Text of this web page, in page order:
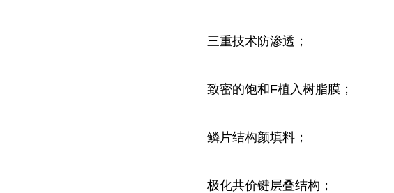
三重技术防渗透；
致密的饱和F植入树脂膜；
鳞片结构颜填料；
极化共价键层叠结构；